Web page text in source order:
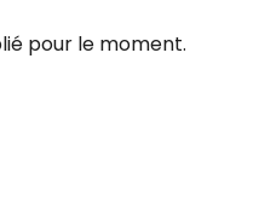
pour le moment.